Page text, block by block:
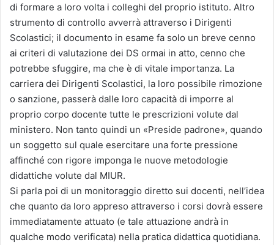
di formare a loro volta i colleghi del proprio istituto. Altro
strumento di controllo avverrà attraverso i Dirigenti
Scolastici; il documento in esame fa solo un breve cenno
ai criteri di valutazione dei DS ormai in atto, cenno che
potrebbe sfuggire, ma che è di vitale importanza. La
carriera dei Dirigenti Scolastici, la loro possibile rimozione
o sanzione, passerà dalle loro capacità di imporre al
proprio corpo docente tutte le prescrizioni volute dal
ministero. Non tanto quindi un «Preside padrone», quando
un soggetto sul quale esercitare una forte pressione
affinché con rigore imponga le nuove metodologie
didattiche volute dal MIUR.
Si parla poi di un monitoraggio diretto sui docenti, nell’idea
che quanto da loro appreso attraverso i corsi dovrà essere
immediatamente attuato (e tale attuazione andrà in
qualche modo verificata) nella pratica didattica quotidiana.